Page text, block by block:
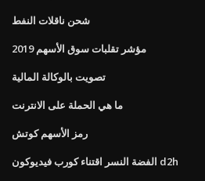
شحن ناقلات النفط
مؤشر تقلبات سوق الأسهم 2019
تصويت بالوكالة المالية
ما هي الحملة على الانترنت
رمز الأسهم كوتش
الفضة النسر اقتناء كورب فيديوكون d2h